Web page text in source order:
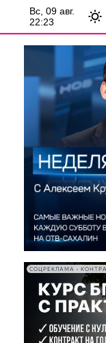
вс, 09 авг.
22:23
СОЦРЕКЛАМА •